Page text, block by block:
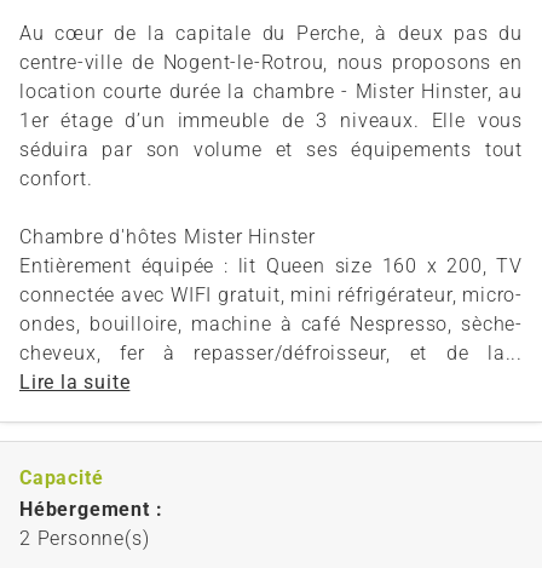
Au cœur de la capitale du Perche, à deux pas du
centre-ville de Nogent-le-Rotrou, nous proposons en
location courte durée la chambre - Mister Hinster, au
1er étage d’un immeuble de 3 niveaux. Elle vous
séduira par son volume et ses équipements tout
confort.
Chambre d'hôtes Mister Hinster
Entièrement équipée : lit Queen size 160 x 200, TV
connectée avec WIFI gratuit, mini réfrigérateur, micro-
ondes, bouilloire, machine à café Nespresso, sèche-
cheveux, fer à repasser/défroisseur, et de la...
Lire la suite
Capacité
Hébergement :
2 Personne(s)